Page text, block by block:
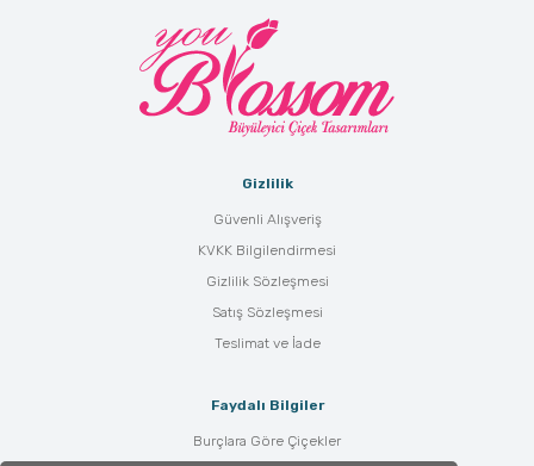
Gizlilik
Güvenli Alışveriş
KVKK Bilgilendirmesi
Gizlilik Sözleşmesi
Satış Sözleşmesi
Teslimat ve İade
Faydalı Bilgiler
Burçlara Göre Çiçekler